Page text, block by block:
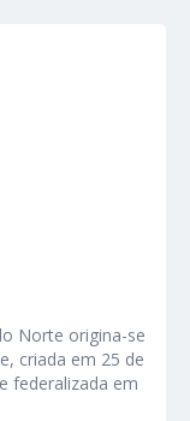
Norte origina-se
criada em 25 de
federalizada em